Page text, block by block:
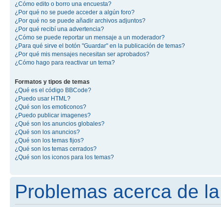
¿Cómo edito o borro una encuesta?
¿Por qué no se puede acceder a algún foro?
¿Por qué no se puede añadir archivos adjuntos?
¿Por qué recibí una advertencia?
¿Cómo se puede reportar un mensaje a un moderador?
¿Para qué sirve el botón "Guardar" en la publicación de temas?
¿Por qué mis mensajes necesitan ser aprobados?
¿Cómo hago para reactivar un tema?
Formatos y tipos de temas
¿Qué es el código BBCode?
¿Puedo usar HTML?
¿Qué son los emoticonos?
¿Puedo publicar imagenes?
¿Qué son los anuncios globales?
¿Qué son los anuncios?
¿Qué son los temas fijos?
¿Qué son los temas cerrados?
¿Qué son los iconos para los temas?
Problemas acerca de